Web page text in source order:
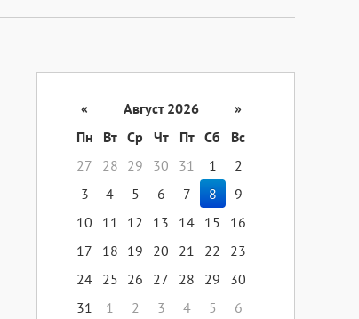
« Август 2026
»
Пн
Вт Ср Чт Пт Сб
Вс
27
28 29 30 31 1
2
3
4 5 6 7 8
9
10
11 12 13 14 15
16
17
18 19 20 21 22
23
24 25 26 27 28 29
30
31
1 2 3 4 5 6